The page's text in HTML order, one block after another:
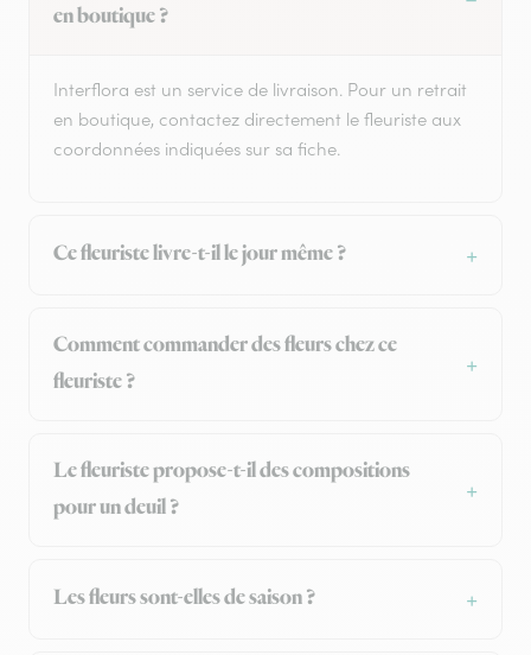
en boutique ?
Interflora est un service de livraison. Pour un retrait
en boutique, contactez directement le fleuriste aux
coordonnées indiquées sur sa fiche.
Ce fleuriste livre-t-il le jour même ?
Comment commander des fleurs chez ce
fleuriste ?
Le fleuriste propose-t-il des compositions
pour un deuil ?
Les fleurs sont-elles de saison ?